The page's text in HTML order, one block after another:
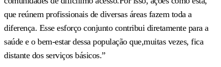
que reúnem profissionais de diversas áreas fazem toda a
diferença. Esse esforço conjunto contribui diretamente para a
saúde e o bem-estar dessa população que,muitas vezes, fica
distante dos serviços básicos.”